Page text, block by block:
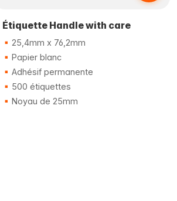
Étiquette Handle with care
25,4mm x 76,2mm
Papier blanc
Adhésif permanente
500 étiquettes
Noyau de 25mm